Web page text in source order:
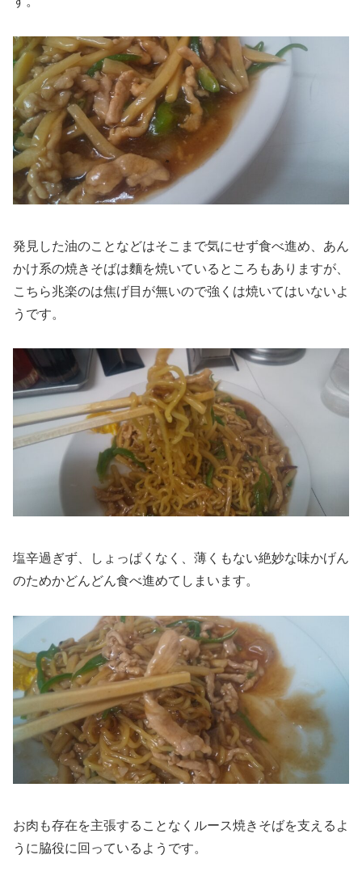
発見した油のことなどはそこまで気にせず食べ進め、あん
かけ系の焼きそばは麵を焼いているところもありますが、
こちら兆楽のは焦げ目が無いので強くは焼いてはいないよ
うです。
塩辛過ぎず、しょっぱくなく、薄くもない絶妙な味かげん
のためかどんどん食べ進めてしまいます。
お肉も存在を主張することなくルース焼きそばを支えるよ
うに脇役に回っているようです。